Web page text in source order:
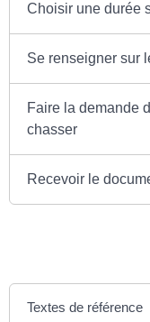
Choisir une durée
Se renseigner sur
Faire la demande
chasser
Recevoir le
Textes de référence